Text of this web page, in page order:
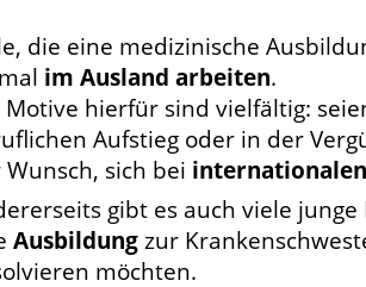
die eine medizinische
im Ausland arbeiten.
Motive hierfür sind vielfältig:
Aufstieg oder in der
Wunsch, sich bei
gibt es auch viele
Ausbildung zur
möchten.